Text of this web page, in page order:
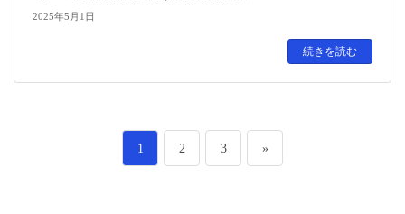
2025年5月1日
続きを読む
ペ
1 ペ
2 ペ
3 »